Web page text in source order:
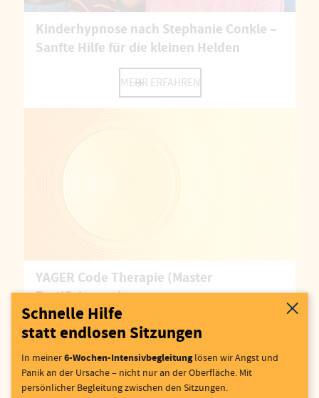
Kinderhypnose nach Stephanie Conkle –
Sanfte Hilfe für die kleinen Helden
MEHR ERFAHREN
YAGER Code Therapie (Master
Zertifizierung)
MEHR ERFAHREN
Schnelle Hilfe
statt endlosen Sitzungen
In meiner6-Wochen-Intensivbegleitunglösen wir Angst und
Panik an der Ursache – nicht nur an der Oberfläche. Mit
persönlicher Begleitung zwischen den Sitzungen.